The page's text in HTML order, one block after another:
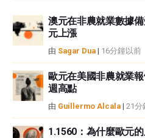
澳元在非農就業數據
元上漲
由 Sagar Dua | 16分鐘以前
歐元在美國非農就業
週高點
由 Guillermo Alcala | 21分
1.1560：為什麼歐元